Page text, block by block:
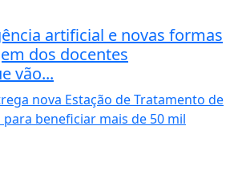
artificial e novas formas
dos docentes
vão...